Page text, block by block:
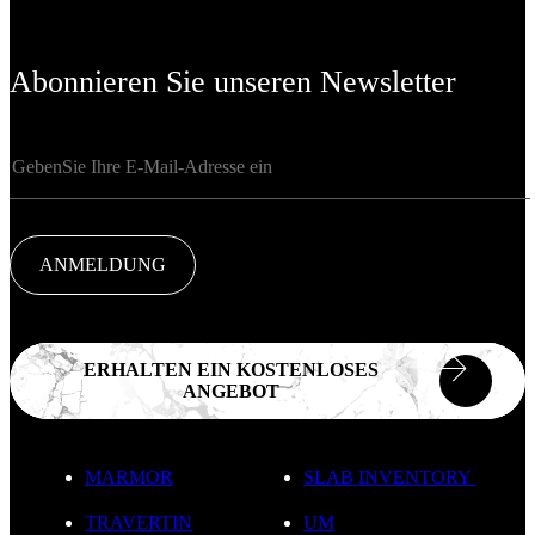
Abonnieren Sie unseren Newsletter
ANMELDUNG
ERHALTEN EIN KOSTENLOSES
ANGEBOT
MARMOR
TRAVERTIN UM
SLAB INVENTORY